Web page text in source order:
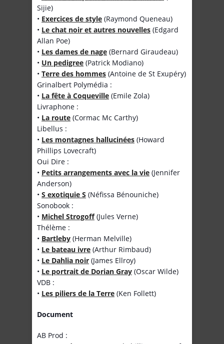
Sijie)
• Exercices de style (Raymond Queneau)
• Le chat noir et autres nouvelles (Edgard
Allan Poe)
• Les dames de nage (Bernard Giraudeau)
• Un pedigree (Patrick Modiano)
• Terre des hommes (Antoine de St Exupéry)
Grinalbert Polymédia :
• La fête à Coqueville (Emile Zola)
Livraphone :
• La route (Cormac Mc Carthy)
Libellus :
• Les montagnes hallucinées (Howard
Phillips Lovecraft)
Oui Dire :
• Petits arrangements avec la vie (Jennifer
Anderson)
• S exotiquie S (Néfissa Bénouniche)
Sonobook :
• Michel Strogoff(Jules Verne)
Thélème :
• Bartleby (Herman Melville)
• Le bateau ivre (Arthur Rimbaud)
• Le Dahlia noir (James Ellroy)
• Le portrait de Dorian Gray (Oscar Wilde)
VDB :
• Les piliers de la Terre (Ken Follett)
Document
AB Prod :